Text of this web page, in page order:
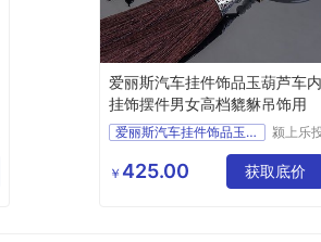
爱丽斯汽车挂件饰品玉葫芦车
挂饰摆件男女高档貔貅吊饰用
爱丽斯汽车挂件饰品玉葫芦
颍上乐
有限公
￥ 425.00 获取底价